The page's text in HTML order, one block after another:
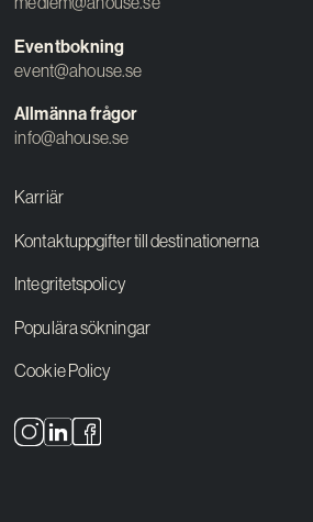
Eventbokning
event@ahouse.se
Allmänna frågor
info@ahouse.se
Karriär
Kontaktuppgifter till destinationerna
Integritetspolicy
Populära sökningar
Cookie Policy